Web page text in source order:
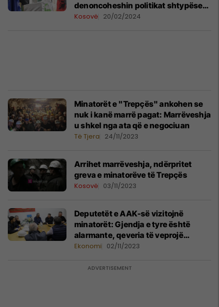
denoncoheshin politikat shtypëse
të Millosheviqit
Kosovë 20/02/2024
Minatorët e "Trepçës" ankohen se
nuk i kanë marrë pagat: Marrëveshja
u shkel nga ata që e negociuan
Të Tjera 24/11/2023
Arrihet marrëveshja, ndërpritet
greva e minatorëve të Trepçës
Kosovë 03/11/2023
Deputetët e AAK-së vizitojnë
minatorët: Gjendja e tyre është
alarmante, qeveria të veprojë
urgjentisht
Ekonomi 02/11/2023